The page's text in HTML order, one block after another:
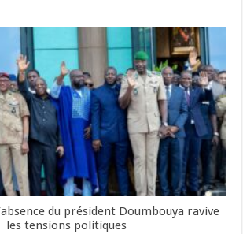
du président Doumbouya ravive
les tensions politiques